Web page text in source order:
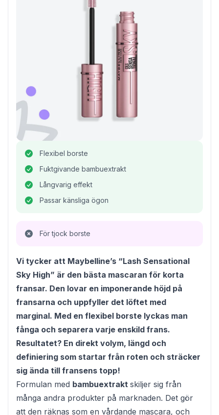
Flexibel borste
Fuktgivande bambuextrakt
Långvarig effekt
Passar känsliga ögon
För tjock borste
Vi tycker att Maybelline’s “Lash Sensational
Sky High” är den bästa mascaran för korta
fransar. Den lovar en imponerande höjd på
fransarna och uppfyller det löftet med
marginal. Med en flexibel borste lyckas man
fånga och separera varje enskild frans.
Resultatet? En direkt volym, längd och
definiering som startar från roten och sträcker
sig ända till fransens topp!
Formulan med bambuextrakt skiljer sig från
många andra produkter på marknaden. Det gör
att den räknas som en vårdande mascara, och